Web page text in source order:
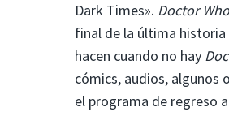
Dark Times». Doctor Who
final de la última historia
hacen cuando no hay
cómics, audios, algunos
el programa de regreso